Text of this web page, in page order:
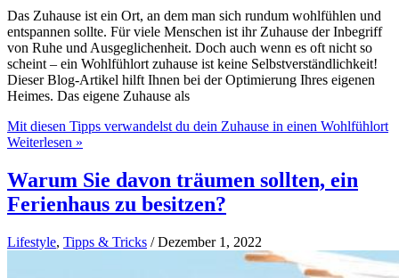
Das Zuhause ist ein Ort, an dem man sich rundum wohlfühlen und
entspannen sollte. Für viele Menschen ist ihr Zuhause der Inbegriff
von Ruhe und Ausgeglichenheit. Doch auch wenn es oft nicht so
scheint – ein Wohlfühlort zuhause ist keine Selbstverständlichkeit!
Dieser Blog-Artikel hilft Ihnen bei der Optimierung Ihres eigenen
Heimes. Das eigene Zuhause als
Mit diesen Tipps verwandelst du dein Zuhause in einen Wohlfühlort
Weiterlesen »
Warum Sie davon träumen sollten, ein
Ferienhaus zu besitzen?
Lifestyle, Tipps & Tricks /Dezember 1, 2022